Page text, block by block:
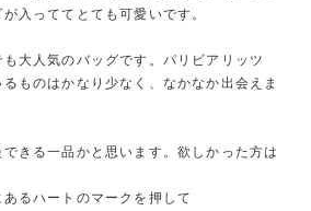
入っててとても可愛いです。
大人気のバッグです。パリビアリッツ
ものはかなり少なく、なかなか出会えま
きる一品かと思います。欲しかった方は
るハートのマークを押して